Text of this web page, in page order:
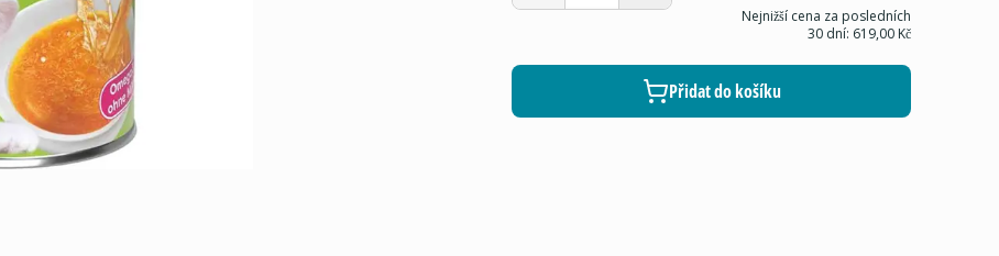
Nejnižší cena za posledních
30 dní: 619,00 Kč
Přidat do košíku